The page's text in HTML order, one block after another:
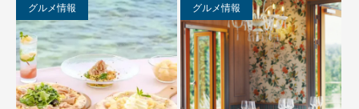
グルメ情報 グルメ情報